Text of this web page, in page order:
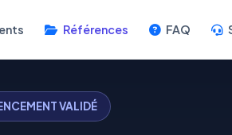
Références FAQ
VALIDÉ